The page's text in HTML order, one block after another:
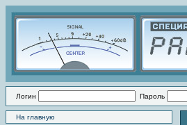
Логин Пароль
На главную